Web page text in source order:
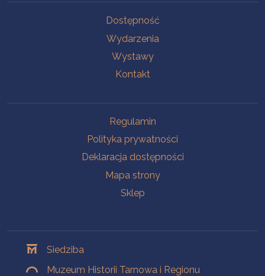
Dostępność
Wydarzenia
Wystawy
Kontakt
Regulamin
Polityka prywatności
Deklaracja dostępności
Mapa strony
Sklep
Siedziba
Muzeum Historii Tarnowa i Regionu